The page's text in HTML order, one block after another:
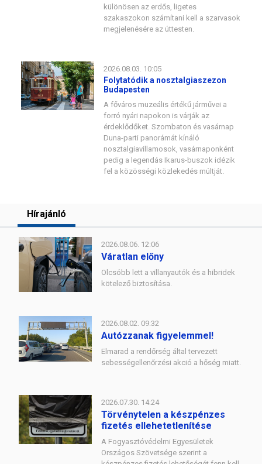
különösen az erdős, ligetes
szakaszokon számítani kell a szarvasok
megjelenésére az úttesten.
2026.08.03. 10:05
Folytatódik a nosztalgiaszezon
Budapesten
A főváros muzeális értékű járművei a
forró nyári napokon is várják az
érdeklődőket. Szombaton és vasárnap
Duna-parti panorámát kínáló
nosztalgiavillamosok, vasárnaponként
pedig a legendás Ikarus-buszok idézik
fel a közösségi közlekedés múltját.
Hírajánló
2026.08.06. 12:06
Váratlan előny
Olcsóbb lett a villanyautók és a hibridek
kötelező biztosítása.
2026.08.02. 09:32
Autózzanak figyelemmel!
Elmarad a rendőrség által tervezett
sebességellenőrzési akció a hőség miatt.
2026.07.30. 14:24
Törvénytelen a készpénzes
fizetés ellehetetlenítése
A Fogyasztóvédelmi Egyesületek
Országos Szövetsége szerint a